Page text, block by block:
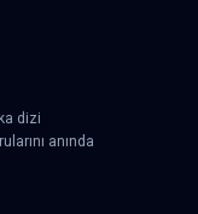
dizi
anında